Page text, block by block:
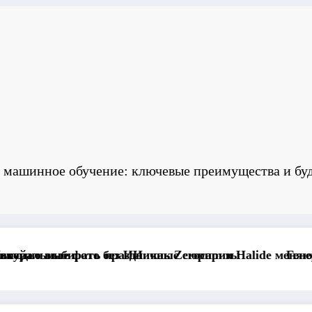
обучение: ключевые преимущества и
сюрпризы
как Zerocam и Halide меняют мир мобильной
Генеративный